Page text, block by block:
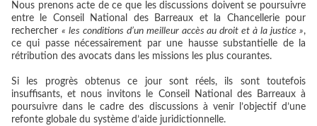
Nous prenons acte de ce que les discussions doivent se poursuivre
entre le Conseil National des Barreaux et la Chancellerie pour
rechercher « les conditions d’un meilleur accès au droit et à la justice »,
ce qui passe nécessairement par une hausse substantielle de la
rétribution des avocats dans les missions les plus courantes.
Si les progrès obtenus ce jour sont réels, ils sont toutefois
insuffisants, et nous invitons le Conseil National des Barreaux à
poursuivre dans le cadre des discussions à venir l’objectif d’une
refonte globale du système d’aide juridictionnelle.